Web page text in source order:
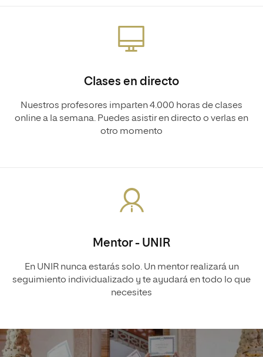
Clases en directo
Nuestros profesores imparten 4.000 horas de clases
online a la semana. Puedes asistir en directo o verlas en
otro momento
Mentor - UNIR
En UNIR nunca estarás solo. Un mentor realizará un
seguimiento individualizado y te ayudará en todo lo que
necesites